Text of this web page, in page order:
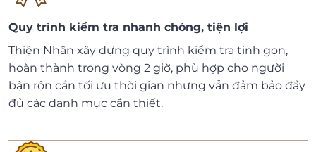
Quy trình kiểm tra nhanh chóng, tiện lợi
Thiện Nhân xây dựng quy trình kiểm tra tinh gọn,
hoàn thành trong vòng 2 giờ, phù hợp cho người
bận rộn cần tối ưu thời gian nhưng vẫn đảm bảo đầy
đủ các danh mục cần thiết.